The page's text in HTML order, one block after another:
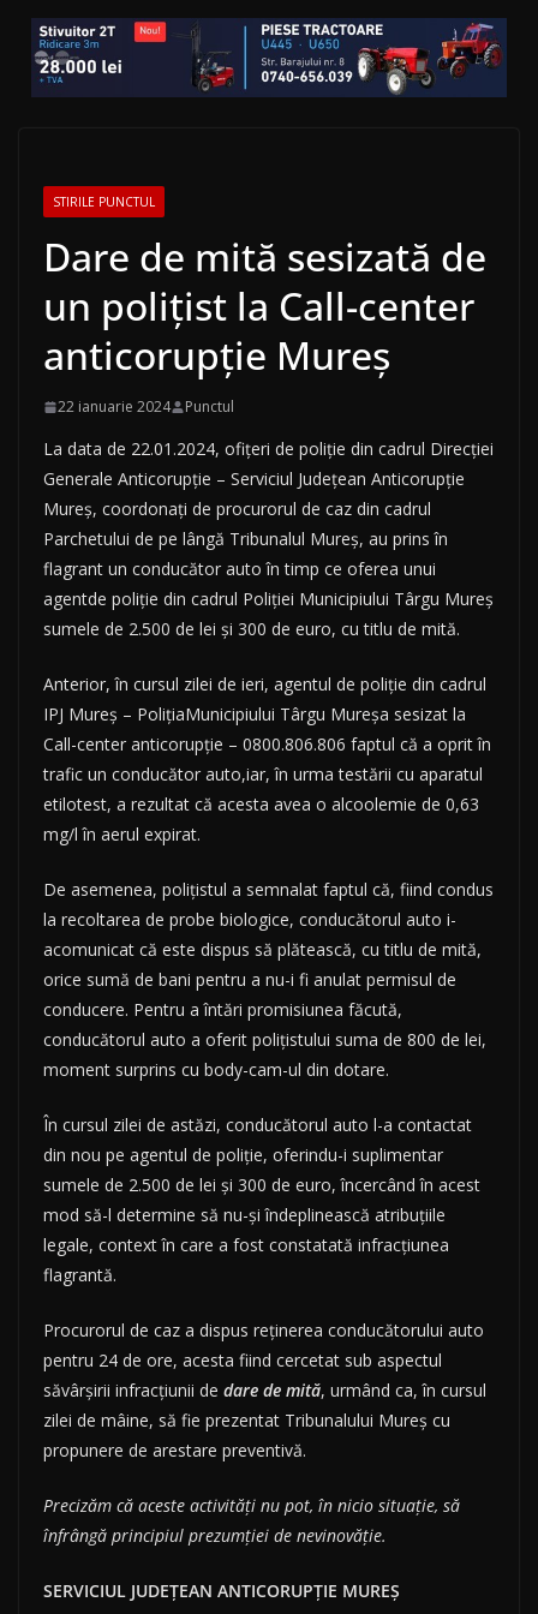
STIRILE PUNCTUL
Dare de mită sesizată de
un polițist la Call-center
anticorupție Mureș
22 ianuarie 2024 Punctul
La data de 22.01.2024, ofițeri de poliție din cadrul Direcției
Generale Anticorupție – Serviciul Județean Anticorupție
Mureș, coordonați de procurorul de caz din cadrul
Parchetului de pe lângă Tribunalul Mureș, au prins în
flagrant un conducător auto în timp ce oferea unui
agentde poliție din cadrul Poliției Municipiului Târgu Mureș
sumele de 2.500 de lei și 300 de euro, cu titlu de mită.
Anterior, în cursul zilei de ieri, agentul de poliție din cadrul
IPJ Mureș – PolițiaMunicipiului Târgu Mureșa sesizat la
Call-center anticorupție – 0800.806.806 faptul că a oprit în
trafic un conducător auto,iar, în urma testării cu aparatul
etilotest, a rezultat că acesta avea o alcoolemie de 0,63
mg/l în aerul expirat.
De asemenea, polițistul a semnalat faptul că, fiind condus
la recoltarea de probe biologice, conducătorul auto i-
acomunicat că este dispus să plătească, cu titlu de mită,
orice sumă de bani pentru a nu-i fi anulat permisul de
conducere. Pentru a întări promisiunea făcută,
conducătorul auto a oferit polițistului suma de 800 de lei,
moment surprins cu body-cam-ul din dotare.
În cursul zilei de astăzi, conducătorul auto l-a contactat
din nou pe agentul de poliție, oferindu-i suplimentar
sumele de 2.500 de lei și 300 de euro, încercând în acest
mod să-l determine să nu-și îndeplinească atribuțiile
legale, context în care a fost constatată infracțiunea
flagrantă.
Procurorul de caz a dispus reținerea conducătorului auto
pentru 24 de ore, acesta fiind cercetat sub aspectul
săvârșirii infracțiunii de dare de mită, urmând ca, în cursul
zilei de mâine, să fie prezentat Tribunalului Mureș cu
propunere de arestare preventivă.
Precizăm că aceste activități nu pot, în nicio situație, să
înfrângă principiul prezumției de nevinovăție.
SERVICIUL JUDEȚEAN ANTICORUPȚIE MUREȘ